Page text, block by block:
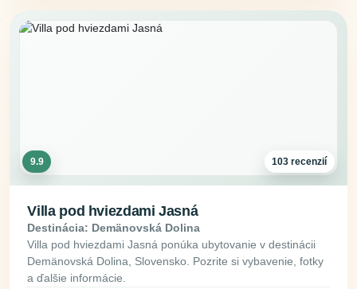
9.9 103 recenzií
Villa pod hviezdami Jasná
Destinácia: Demänovská Dolina
Villa pod hviezdami Jasná ponúka ubytovanie v destinácii
Demänovská Dolina, Slovensko. Pozrite si vybavenie, fotky
a ďalšie informácie.